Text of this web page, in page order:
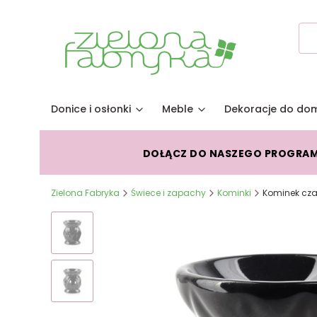
Donice i osłonki Meble Dekoracje do
DOŁĄCZ DO NASZEGO
Zielona Fabryka Świece i zapachy Kominki Kominek